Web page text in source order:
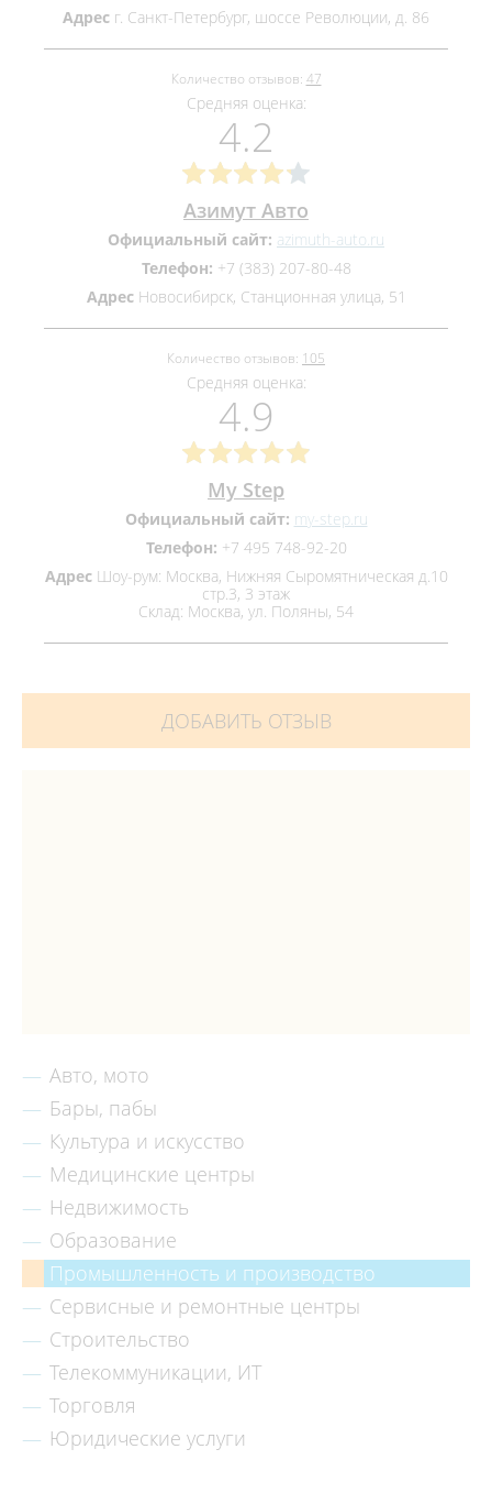
Адрес г. Санкт-Петербург, шоссе Революции, д. 86
Количество отзывов: 47
Средняя оценка:
4.2
Азимут Авто
Официальный сайт: azimuth-auto.ru
Телефон: +7 (383) 207-80-48
АдресНовосибирск, Станционная улица, 51
Количество отзывов: 105
Средняя оценка:
4.9
My Step
Официальный сайт: my-step.ru
Телефон: +7 495 748-92-20
АдресШоу-рум: Москва, Нижняя Сыромятническая д.10
стр.3, 3 этаж
Склад: Москва, ул. Поляны, 54
ДОБАВИТЬ ОТЗЫВ
Авто, мото
Бары, пабы
Культура и искусство
Медицинские центры
Недвижимость
Образование
Промышленность и производство
Сервисные и ремонтные центры
Строительство
Телекоммуникации, ИТ
Торговля
Юридические услуги